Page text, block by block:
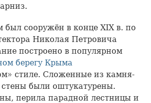
был сооружён в конце XIX в. по
Николая Петровича
построено в популярном
берегу Крыма
стиле. Сложенные из камня-
были оштукатурены.
перила парадной лестницы и